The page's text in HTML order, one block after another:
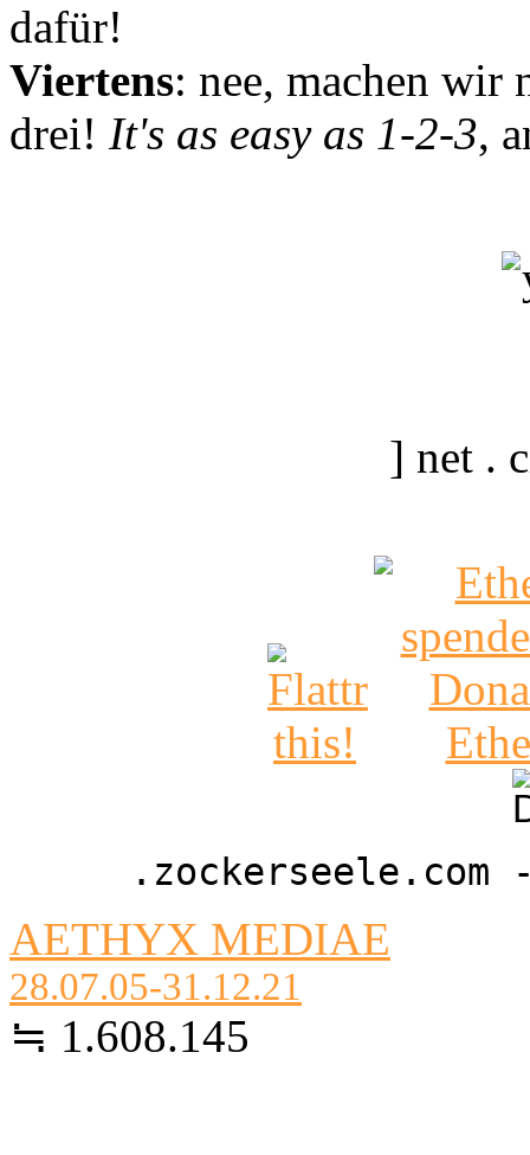
dafür!
Viertens: nee, machen wir
drei! It's as easy as 1-2-3,
] net .
AETHYX MEDIAE
28.07.05-31.12.21
≒ 1.608.145